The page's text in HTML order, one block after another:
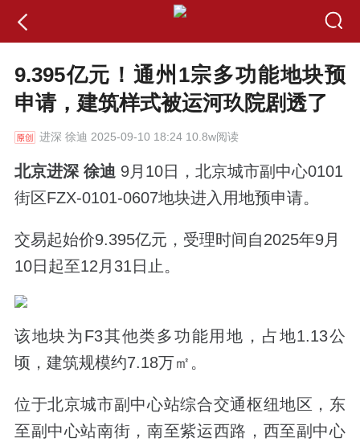
9.395亿元！通州1宗多功能地块预
申请，建筑样式被运河玖院剧透了
进深 徐迪 2025-09-10 18:24 10.8w阅读
北京进深 徐迪 9月10日，北京城市副中心0101
街区FZX-0101-0607地块进入用地预申请。
交易起始价9.395亿元，受理时间自2025年9月
10日起至12月31日止。
该地块为F3其他类多功能用地，占地1.13公
顷，建筑规模约7.18万㎡。
位于北京城市副中心站综合交通枢纽地区，东
至副中心站南街，南至紫运西路，西至副中心